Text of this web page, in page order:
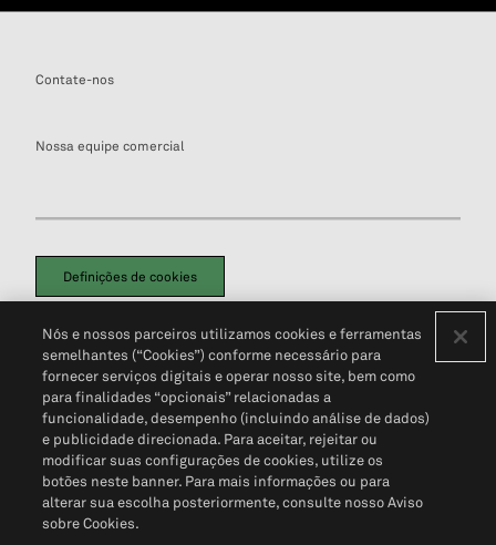
Contate-nos
Nossa equipe comercial
Definições de cookies
Política de PrivacidadePortal de privacidade do cliente (em inglês)
Não Venda Minhas Informações Pessoais© 2026 S&P Global
Nós e nossos parceiros utilizamos cookies e ferramentas
semelhantes (“Cookies”) conforme necessário para
fornecer serviços digitais e operar nosso site, bem como
para finalidades “opcionais” relacionadas a
funcionalidade, desempenho (incluindo análise de dados)
e publicidade direcionada. Para aceitar, rejeitar ou
modificar suas configurações de cookies, utilize os
botões neste banner. Para mais informações ou para
alterar sua escolha posteriormente, consulte nosso Aviso
sobre Cookies.